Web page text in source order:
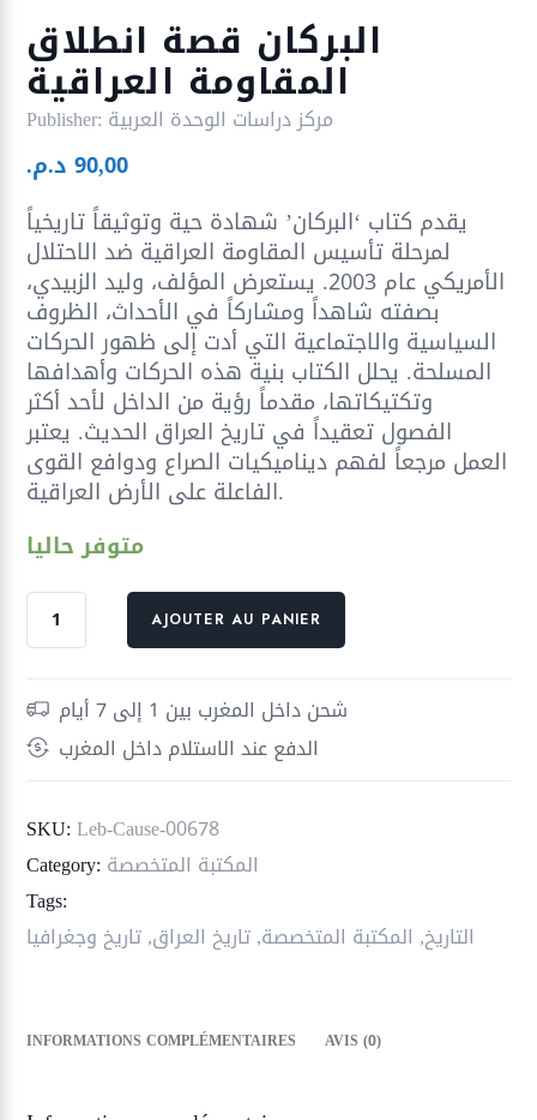
البركان قصة انطلاق
المقاومة العراقية
Publisher: مركز دراسات الوحدة العربية
90,00 د.م.
يقدم كتاب ‘البركان’ شهادة حية وتوثيقاً تاريخياً
لمرحلة تأسيس المقاومة العراقية ضد الاحتلال
الأمريكي عام 2003. يستعرض المؤلف، وليد الزبيدي،
بصفته شاهداً ومشاركاً في الأحداث، الظروف
السياسية والاجتماعية التي أدت إلى ظهور الحركات
المسلحة. يحلل الكتاب بنية هذه الحركات وأهدافها
وتكتيكاتها، مقدماً رؤية من الداخل لأحد أكثر
الفصول تعقيداً في تاريخ العراق الحديث. يعتبر
العمل مرجعاً لفهم ديناميكيات الصراع ودوافع القوى
الفاعلة على الأرض العراقية.
متوفر حاليا
quantité
قصة
انطلاق
المقاومة
AJOUTER AU PANIER
شحن داخل المغرب بين 1 إلى 7 أيام
الدفع عند الاستلام داخل المغرب
SKU: Leb-Cause-00678
Category: المكتبة المتخصصة
Tags:
التاريخ, المكتبة المتخصصة,تاريخ العراق,تاريخ وجغرافيا
INFORMATIONS COMPLÉMENTAIRES AVIS (0)